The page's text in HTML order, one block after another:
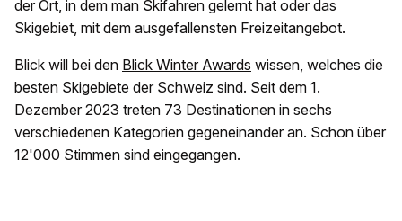
der Ort, in dem man Skifahren gelernt hat oder das
Skigebiet, mit dem ausgefallensten Freizeitangebot.
Blick will bei den Blick Winter Awards wissen, welches die
besten Skigebiete der Schweiz sind. Seit dem 1.
Dezember 2023 treten 73 Destinationen in sechs
verschiedenen Kategorien gegeneinander an. Schon über
12'000 Stimmen sind eingegangen.